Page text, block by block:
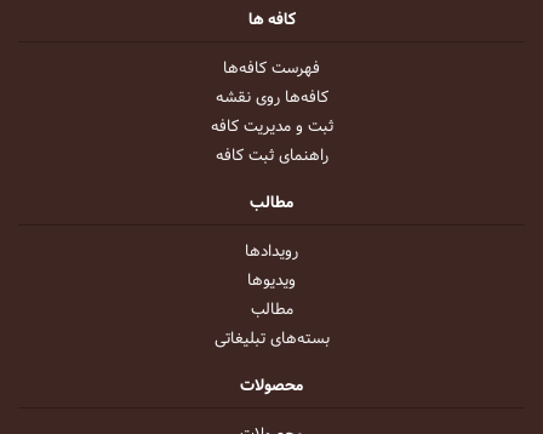
کافه ها
فهرست کافه‌ها
کافه‌ها روی نقشه
ثبت و مدیریت کافه
راهنمای ثبت کافه
مطالب
رویداد‌ها
ویدیو‌ها
مطالب
بسته‌های تبلیغاتی
محصولات